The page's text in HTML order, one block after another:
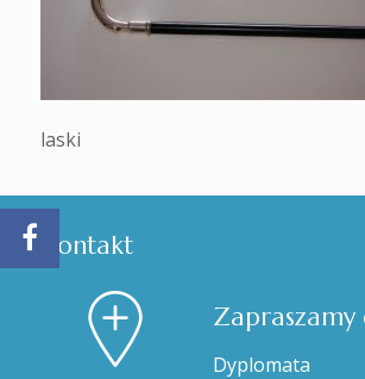
laski
Kontakt
Zapraszamy
Dyplomata